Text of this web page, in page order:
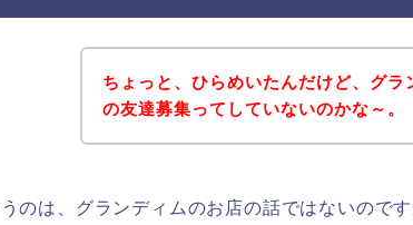
ちょっと、ひらめいたんだけど、グラ
の友達募集ってしていないのかな～。
のは、グランディムのお店の話ではないので